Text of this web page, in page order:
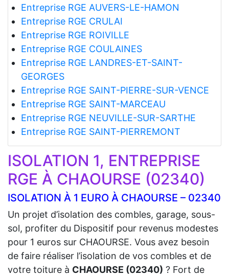
Entreprise RGE AUVERS-LE-HAMON
Entreprise RGE CRULAI
Entreprise RGE ROIVILLE
Entreprise RGE COULAINES
Entreprise RGE LANDRES-ET-SAINT-
GEORGES
Entreprise RGE SAINT-PIERRE-SUR-VENCE
Entreprise RGE SAINT-MARCEAU
Entreprise RGE NEUVILLE-SUR-SARTHE
Entreprise RGE SAINT-PIERREMONT
ISOLATION 1, ENTREPRISE
RGE À CHAOURSE (02340)
ISOLATION À 1 EURO À CHAOURSE – 02340
Un projet d’isolation des combles, garage, sous-
sol, profiter du Dispositif pour revenus modestes
pour 1 euros sur CHAOURSE. Vous avez besoin
de faire réaliser l’isolation de vos combles et de
votre toiture à CHAOURSE (02340) ? Fort de